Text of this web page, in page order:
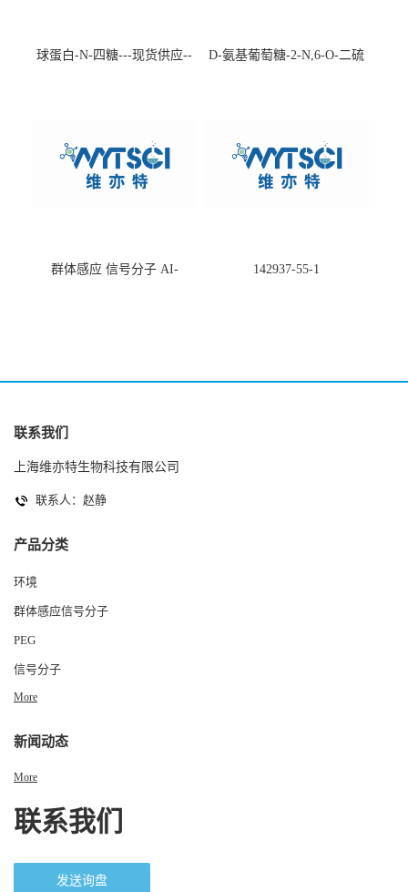
球蛋白-N-四糖---现货供应--
D-氨基葡萄糖-2-N,6-O-二硫
群体感应 信号分子 AI-
142937-55-1
联系我们
上海维亦特生物科技有限公司
联系人：赵静
产品分类
环境
群体感应信号分子
PEG
信号分子
More
新闻动态
More
联系我们
发送询盘